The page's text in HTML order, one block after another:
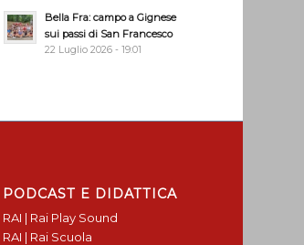
Bella Fra: campo a Gignese
sui passi di San Francesco
22 Luglio 2026 - 19:01
PODCAST E DIDATTICA
RAI | Rai Play Sound
RAI | Rai Scuola